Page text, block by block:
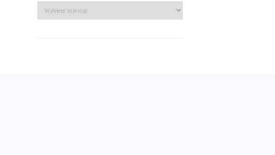
Archiwa